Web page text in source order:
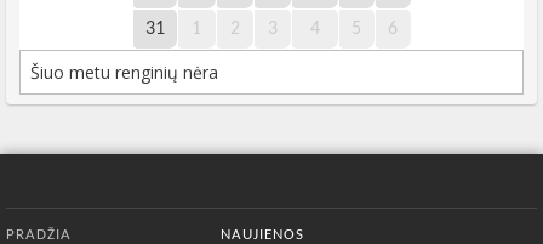
31 1 2 3 4 5 6
Šiuo metu renginių nėra
PRADŽIA
NAUJIENOS